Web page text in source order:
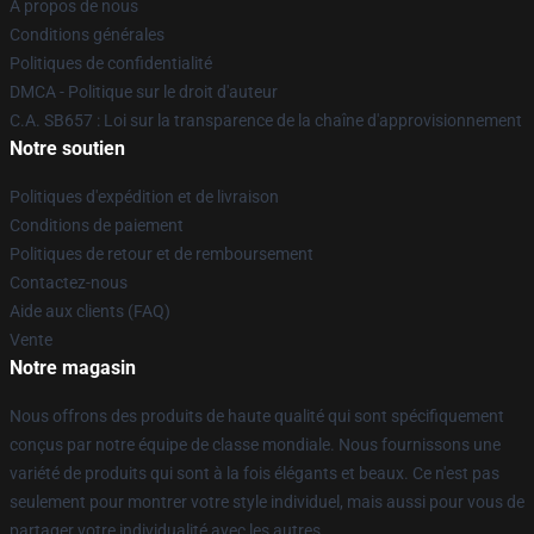
À propos de nous
Conditions générales
Politiques de confidentialité
DMCA - Politique sur le droit d'auteur
C.A. SB657 : Loi sur la transparence de la chaîne d'approvisionnement
Notre soutien
Politiques d'expédition et de livraison
Conditions de paiement
Politiques de retour et de remboursement
Contactez-nous
Aide aux clients (FAQ)
Vente
Notre magasin
Nous offrons des produits de haute qualité qui sont spécifiquement
conçus par notre équipe de classe mondiale. Nous fournissons une
variété de produits qui sont à la fois élégants et beaux. Ce n'est pas
seulement pour montrer votre style individuel, mais aussi pour vous de